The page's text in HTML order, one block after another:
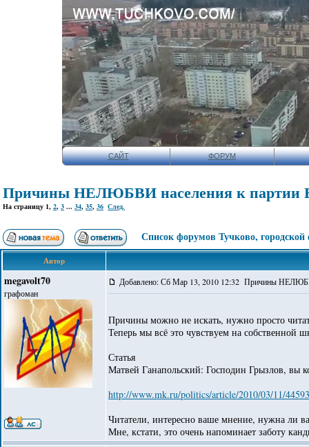
САЙТ ФОРУМ
Причины НЕЛЮБВИ населения к партии
На страницу 1, 2, 3 ... 34, 35, 36 След.
Список форумов Тучково,
Автор
megavolt70
графоман
Добавлено: Сб Мар 13, 2010 12:32 Причины
Причины можно не искать, нужно просто
Теперь мы всё это чувствуем на собственной
Статья
Матвей Ганапольский: Господин Грызлов, вы
http://www.mk.ru/politics/article/2010/03/11/
Читатели, интересно ваше мнение, нужна ли
Мне, кстати, это очень напоминает заботу